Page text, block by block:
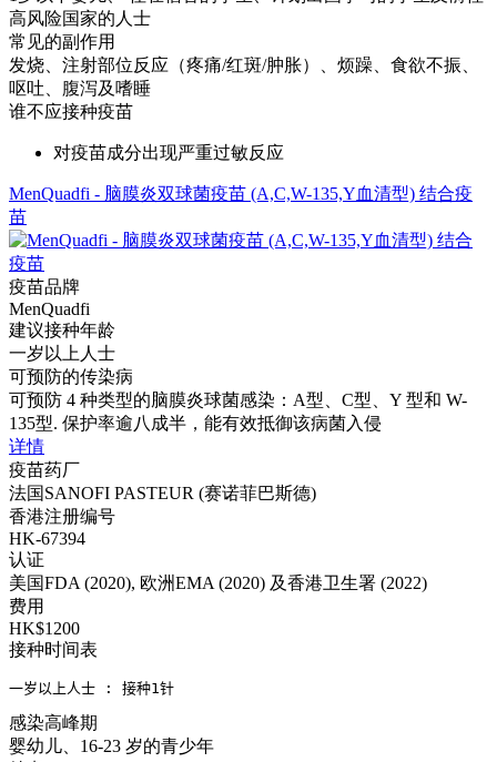
高风险国家的人士
常见的副作用
发烧、注射部位反应（疼痛/红斑/肿胀）、烦躁、食欲不振、
呕吐、腹泻及嗜睡
谁不应接种疫苗
对疫苗成分出现严重过敏反应
MenQuadfi - 脑膜炎双球菌疫苗 (A,C,W-135,Y血清型) 结合疫
苗
疫苗品牌
MenQuadfi
建议接种年龄
一岁以上人士
可预防的传染病
可预防 4 种类型的脑膜炎球菌感染：A型、C型、Y 型和 W-
135型. 保护率逾八成半，能有效抵御该病菌入侵
详情
疫苗药厂
法国SANOFI PASTEUR (赛诺菲巴斯德)
香港注册编号
HK-67394
认证
美国FDA (2020), 欧洲EMA (2020) 及香港卫生署 (2022)
费用
HK$1200
接种时间表
一岁以上人士 : 接种1针
感染高峰期
婴幼儿、16-23 岁的青少年